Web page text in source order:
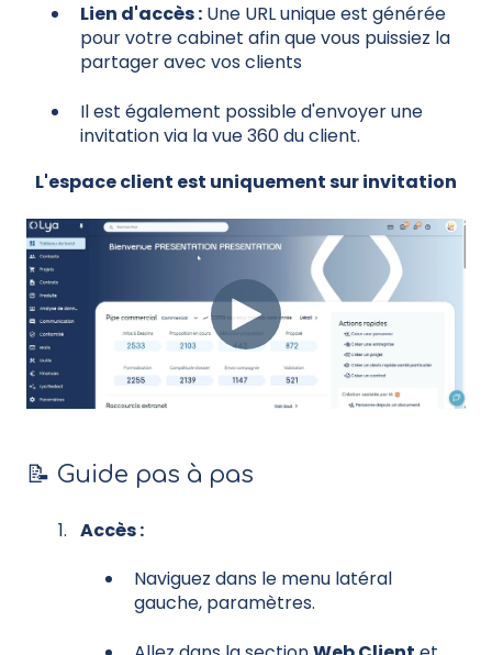
Lien d'accès : Une URL unique est générée
pour votre cabinet afin que vous puissiez la
partager avec vos clients
Il est également possible d'envoyer une
invitation via la vue 360 du client.
L'espace client est uniquement sur invitation
📝 Guide pas à pas
Accès :
Naviguez dans le menu latéral
gauche, paramètres.